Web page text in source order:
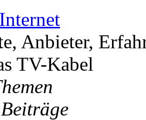
Anbieter,
TV-Kabel
Beiträge